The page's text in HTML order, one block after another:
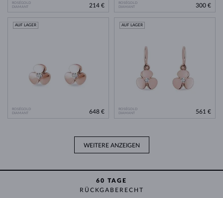
ROSÉGOLD
DIAMANT
214 €
ROSÉGOLD
DIAMANT
300 €
ROSÉGOLD
DIAMANT
AUF LAGER
648 €
ROSÉGOLD
DIAMANT
AUF LAGER
561 €
WEITERE ANZEIGEN
60 TAGE
RÜCKGABERECHT